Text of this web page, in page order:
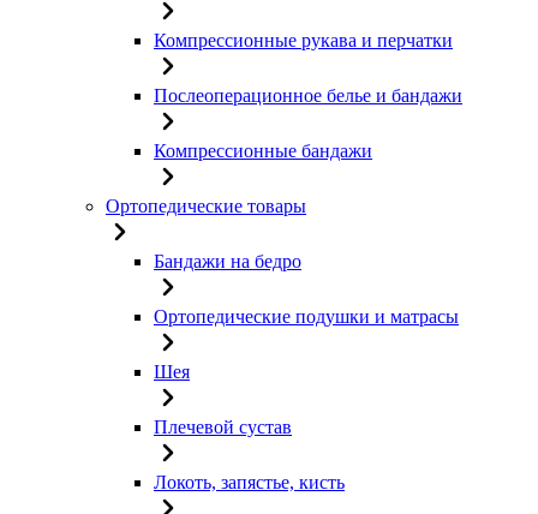
Компрессионные рукава и перчатки
Послеоперационное белье и бандажи
Компрессионные бандажи
Ортопедические товары
Бандажи на бедро
Ортопедические подушки и матрасы
Шея
Плечевой сустав
Локоть, запястье, кисть